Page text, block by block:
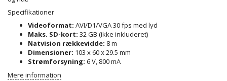
Specifikationer
Videoformat: AVI/D1/VGA 30 fps med lyd
Maks. SD-kort: 32 GB (ikke inkluderet)
Natvision rækkevidde: 8 m
Dimensioner: 103 x 60 x 29.5 mm
Strømforsyning: 6 V, 800 mA
Mere information